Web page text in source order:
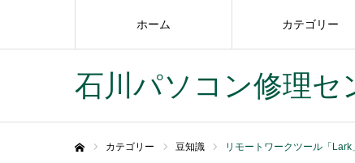
石川パソコン修理セ
ホーム カテゴリー
カテゴリー 豆知識 リモートワークツール「